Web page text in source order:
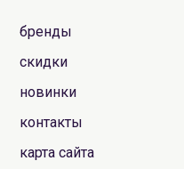
бренды
скидки
новинки
контакты
карта сайта